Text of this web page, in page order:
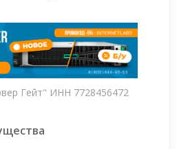
Гейт" ИНН 7728456472